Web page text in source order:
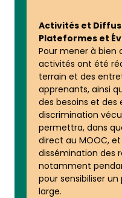
Activités et
Plateformes et
Pour mener à bien
activités ont été
terrain et des
apprenants, ainsi
des besoins et des
discrimination
permettra, dans
direct au MOOC,
dissémination des
notamment
pour sensibiliser
large.